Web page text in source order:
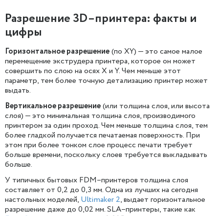
Разрешение 3D–принтера: факты и
цифры
Горизонтальное разрешение(по XY) — это самое малое
перемещение экструдера принтера, которое он может
совершить по слою на осях X и Y. Чем меньше этот
параметр, тем более точную детализацию принтер может
выдать.
Вертикальное разрешение(или толщина слоя, или высота
слоя) — это минимальная толщина слоя, производимого
принтером за один проход. Чем меньше толщина слоя, тем
более гладкой получается печатаемая поверхность. При
этом при более тонком слое процесс печати требует
больше времени, поскольку слоев требуется выкладывать
больше.
У типичных бытовых FDM–принтеров толщина слоя
составляет от 0,2 до 0,3 мм. Одна из лучших на сегодня
настольных моделей, Ultimaker 2, выдает горизонтальное
разрешение даже до 0,02 мм. SLA–принтеры, такие как